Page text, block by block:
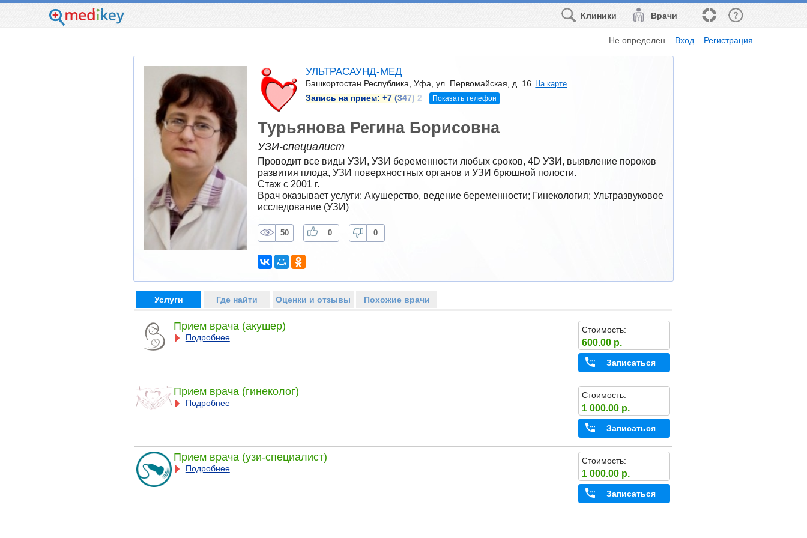
Врачи
Клиники
Не определен Вход Регистрация
УЛЬТРАСАУНД-МЕД
Башкортостан Республика, Уфа, ул. Первомайская, д. 16 На карте
Запись на прием: +7 (347) 2 Показать телефон
Турьянова Регина Борисовна
УЗИ-специалист
Проводит все виды УЗИ, УЗИ беременности любых сроков, 4D УЗИ, выявление пороков
развития плода, УЗИ поверхностных органов и УЗИ брюшной полости.
Стаж с 2001 г.
Врач оказывает услуги: Акушерство, ведение беременности; Гинекология; Ультразвуковое
исследование (УЗИ)
50 0 0
Услуги Где найти Оценки и отзывы Похожие врачи
Прием врача (акушер)
Подробнее
Стоимость:
600.00 р.
Записаться
Прием врача (гинеколог)
Подробнее
Стоимость:
1 000.00 р.
Записаться
Прием врача (узи-специалист)
Подробнее
Стоимость:
1 000.00 р.
Записаться